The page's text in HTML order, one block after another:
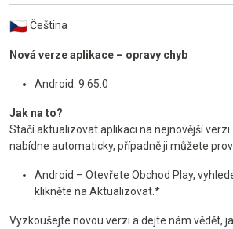
Čeština
Nová verze aplikace – opravy chyb
Android: 9.65.0
Jak na to?
Stačí aktualizovat aplikaci na nejnovější
nabídne automaticky, případně ji můžete
Android – Otevřete Obchod Play,
klikněte na Aktualizovat.*
Vyzkoušejte novou verzi a dejte nám vědět,